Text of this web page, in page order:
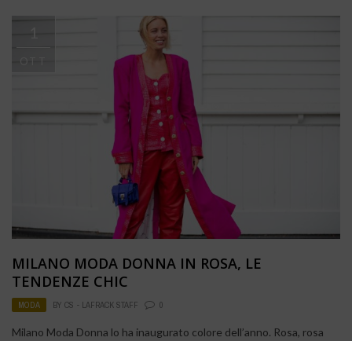
1
OTT
MILANO MODA DONNA IN ROSA, LE
TENDENZE CHIC
MODA BY CS - LAFRACK STAFF 0
Milano Moda Donna lo ha inaugurato colore dell’anno. Rosa, rosa